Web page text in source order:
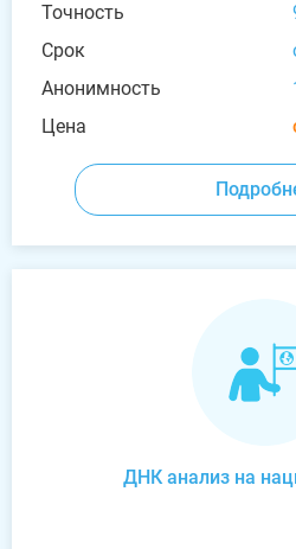
Точность
Срок
Анонимность
Цена
ДНК анализ на